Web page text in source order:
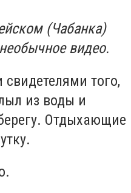
(Чабанка)
видео.
того,
из воды и
Отдыхающие